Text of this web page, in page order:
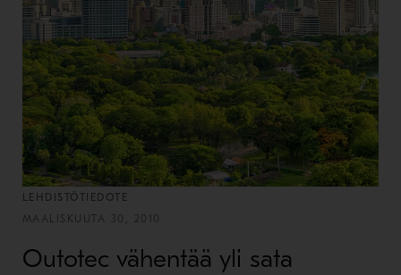
LEHDISTÖTIEDOTE
MAALISKUUTA 30, 2010
Outotec vähentää yli sata